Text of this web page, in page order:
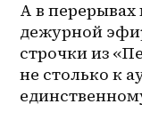
А в
дежурной
строчки из
не столько к